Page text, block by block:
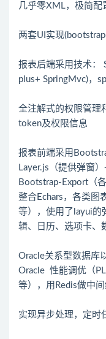
几乎零XML，极简配
两套UI实现
报表后端采用技术：
plus+ SpringMvc)，
全注解式的权限管理
token及权限信息
报表前端采用
Layer.js（提供弹窗
Bootstrap-Export（
整合Echars，各类图
等），使用了layui的
辑、日历、选项卡、
Oracle关系型数据库
Oracle 性能调优（
等），用Redis做中
实现异步处理，定时